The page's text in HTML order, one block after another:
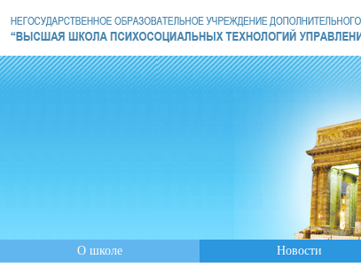
О школе Новости